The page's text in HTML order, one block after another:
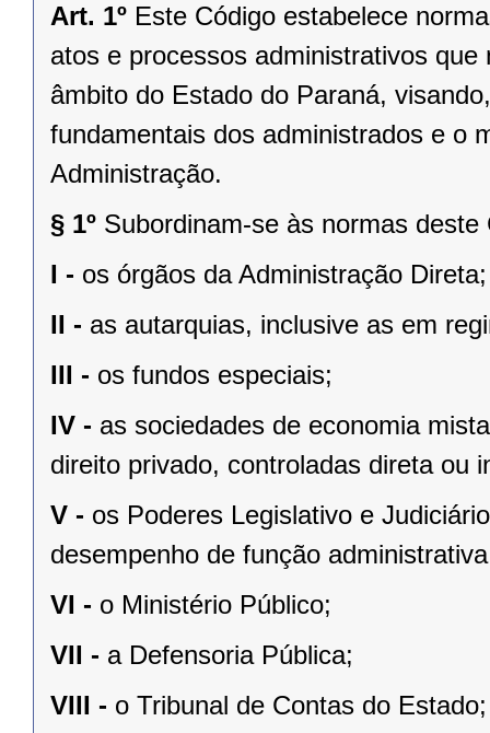
Art. 1º Este Código estabelece
atos e processos administrativos
âmbito do Estado do Paraná,
fundamentais dos administrados e o
Administração.
§ 1º Subordinam-se às normas deste
I - os órgãos da Administração Direta;
II - as autarquias, inclusive as em
III - os fundos especiais;
IV - as sociedades de economia
direito privado, controladas direta ou
V - os Poderes Legislativo e
desempenho de função
VI - o Ministério Público;
VII - a Defensoria Pública;
VIII - o Tribunal de Contas do Estado;